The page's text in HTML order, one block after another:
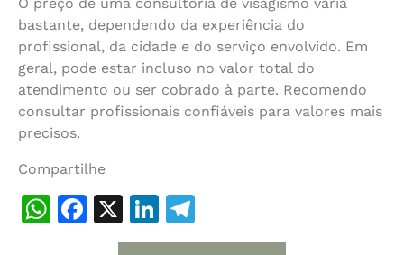
O preço de uma consultoria de visagismo varia
bastante, dependendo da experiência do
profissional, da cidade e do serviço envolvido. Em
geral, pode estar incluso no valor total do
atendimento ou ser cobrado à parte. Recomendo
consultar profissionais confiáveis para valores mais
precisos.
Compartilhe
WhatsApp
Facebook
X LinkedIn